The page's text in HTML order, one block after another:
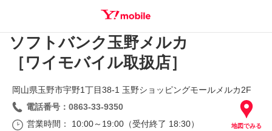
SEARCH
ソフトバンク玉野メルカ
［ワイモバイル取扱店］
地図でみる
岡山県玉野市宇野1丁目38‐1 玉野ショッピングモールメルカ2F
電話番号：0863-33-9350
営業時間： 10:00～19:00（受付終了 18:30）